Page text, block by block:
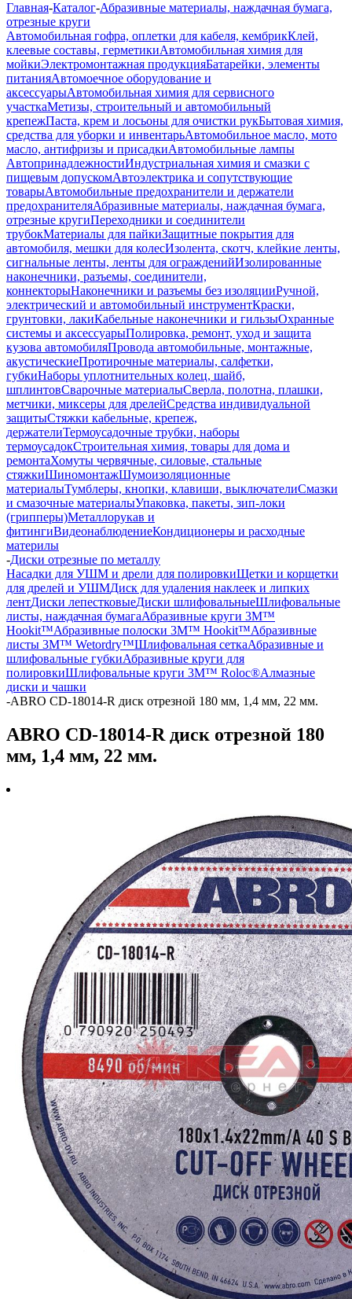
Главная-Каталог-Абразивные материалы, наждачная бумага,
отрезные круги
Автомобильная гофра, оплетки для кабеля, кембрикКлей,
клеевые составы, герметикиАвтомобильная химия для
мойкиЭлектромонтажная продукцияБатарейки, элементы
питанияАвтомоечное оборудование и
аксессуарыАвтомобильная химия для сервисного
участкаМетизы, строительный и автомобильный
крепежПаста, крем и лосьоны для очистки рукБытовая химия,
средства для уборки и инвентарьАвтомобильное масло, мото
масло, антифризы и присадкиАвтомобильные лампы
АвтопринадлежностиИндустриальная химия и смазки с
пищевым допускомАвтоэлектрика и сопутствующие
товарыАвтомобильные предохранители и держатели
предохранителяАбразивные материалы, наждачная бумага,
отрезные кругиПереходники и соединители
трубокМатериалы для пайкиЗащитные покрытия для
автомобиля, мешки для колесИзолента, скотч, клейкие ленты,
сигнальные ленты, ленты для огражденийИзолированные
наконечники, разъемы, соединители,
коннекторыНаконечники и разъемы без изоляцииРучной,
электрический и автомобильный инструментКраски,
грунтовки, лакиКабельные наконечники и гильзыОхранные
системы и аксессуарыПолировка, ремонт, уход и защита
кузова автомобиляПровода автомобильные, монтажные,
акустическиеПротирочные материалы, салфетки,
губкиНаборы уплотнительных колец, шайб,
шплинтовСварочные материалыСверла, полотна, плашки,
метчики, миксеры для дрелейСредства индивидуальной
защитыСтяжки кабельные, крепеж,
держателиТермоусадочные трубки, наборы
термоусадокСтроительная химия, товары для дома и
ремонтаХомуты червячные, силовые, стальные
стяжкиШиномонтажШумоизоляционные
материалыТумблеры, кнопки, клавиши, выключателиСмазки
и смазочные материалыУпаковка, пакеты, зип-локи
(грипперы)Металлорукав и
фитингиВидеонаблюдениеКондиционеры и расходные
материлы
-Диски отрезные по металлу
Насадки для УШМ и дрели для полировкиЩетки и корщетки
для дрелей и УШМДиск для удаления наклеек и липких
лентДиски лепестковыеДиски шлифовальныеШлифовальные
листы, наждачная бумагаАбразивные круги 3M™
Hookit™Абразивные полоски 3M™ Hookit™Абразивные
листы 3M™ Wetordry™Шлифовальная сеткаАбразивные и
шлифовальные губкиАбразивные круги для
полировкиШлифовальные круги 3M™ Roloc®Алмазные
диски и чашки
-ABRO CD-18014-R диск отрезной 180 мм, 1,4 мм, 22 мм.
ABRO CD-18014-R диск отрезной 180
мм, 1,4 мм, 22 мм.